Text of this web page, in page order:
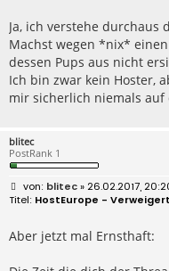
Ja, ich verstehe durchaus
Machst wegen *nix*
dessen Pups aus nicht
Ich bin zwar kein Hoster,
mir sicherlich niemals
blitec
PostRank 1
B
e
r
a
blitec» 26.02.2017,
HostEurope -
Aber jetzt mal Ernsthaft: